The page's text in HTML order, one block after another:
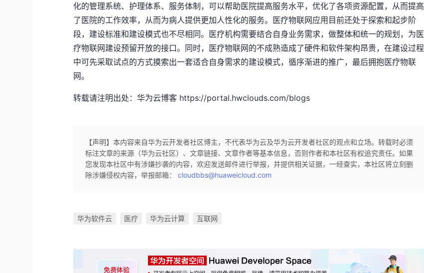
化的管理系统、护理体系、服务体制，可以帮助医院提高服务水平，优化了各项资源配置，从而提高
了医院的工作效率，从而为病人提供更加人性化的服务。医疗物联网应用目前还处于探索和起步阶
段，建设标准和建设模式也不尽相同。医疗机构需要结合自身业务需求，做整体和统一的规划，为医
疗物联网建设预留开放的接口。同时，医疗物联网的不成熟造成了硬件和软件架构昂贵，在建设过程
中可先采取试点的方式摸索出一套适合自身需求的建设模式，循序渐进的推广，最后拥抱医疗物联
网。
转载请注明出处：华为云博客 https://portal.hwclouds.com/blogs
【声明】本内容来自华为云开发者社区博主，不代表华为云及华为云开发者社区的观点和立场。转载时必须
标注文章的来源（华为云社区）、文章链接、文章作者等基本信息，否则作者和本社区有权追究责任。如果
您发现本社区中有涉嫌抄袭的内容，欢迎发送邮件进行举报，并提供相关证据，一经查实，本社区将立刻删
除涉嫌侵权内容，举报邮箱：cloudbbs@huaweicloud.com
华为软件云 医疗 华为云计算 互联网